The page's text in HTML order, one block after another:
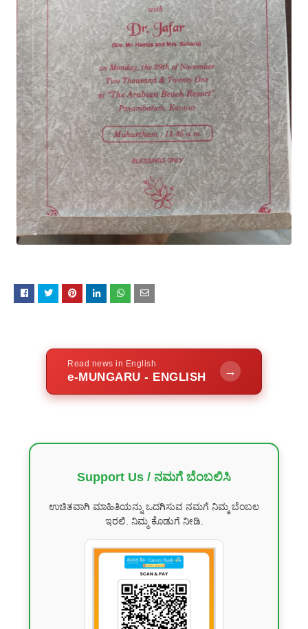
Read news in English
e-MUNGARU - ENGLISH →
Support Us / ನಮಗೆ ಬೆಂಬಲಿಸಿ
ಉಚಿತವಾಗಿ ಮಾಹಿತಿಯನ್ನು ಒದಗಿಸುವ ನಮಗೆ ನಿಮ್ಮ ಬೆಂಬಲ
ಇರಲಿ. ನಿಮ್ಮ ಕೊಡುಗೆ ನೀಡಿ.